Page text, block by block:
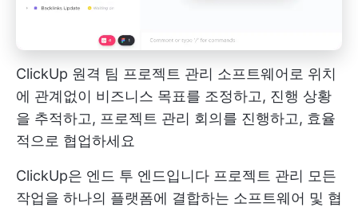
ClickUp 원격 팀 프로젝트 관리 소프트웨어로 위치
에 관계없이 비즈니스 목표를 조정하고, 진행 상황
을 추적하고, 프로젝트 관리 회의를 진행하고, 효율
적으로 협업하세요
ClickUp은 엔드 투 엔드입니다 프로젝트 관리 모든
작업을 하나의 플랫폼에 결합하는 소프트웨어 및 협